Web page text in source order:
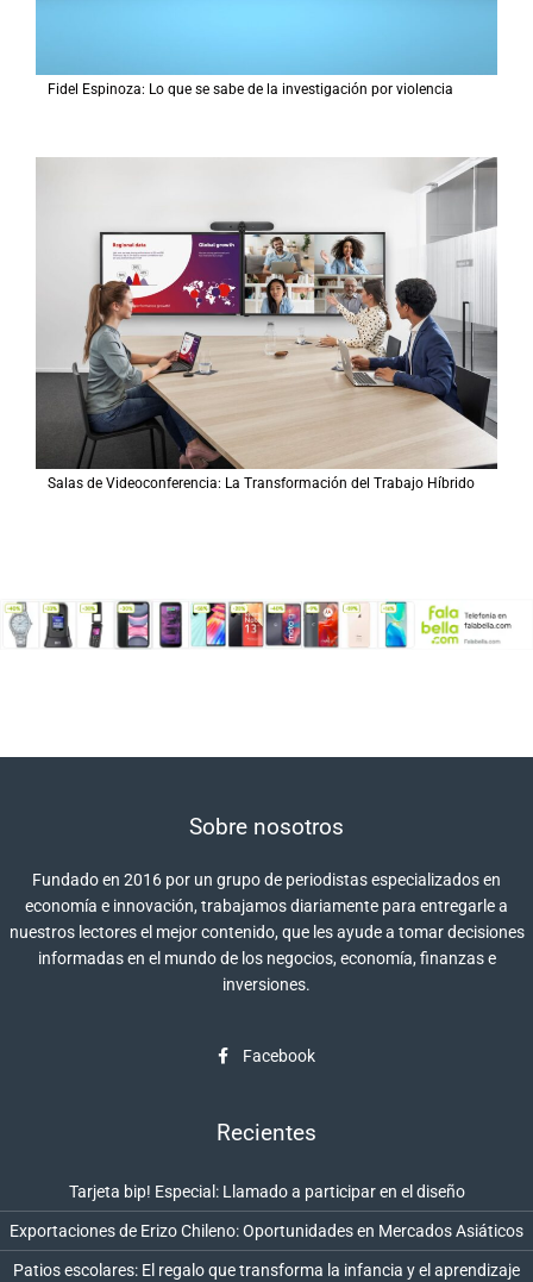
Fidel Espinoza: Lo que se sabe de la investigación por violencia
Salas de Videoconferencia: La Transformación del Trabajo Híbrido
Sobre nosotros
Fundado en 2016 por un grupo de periodistas especializados en
economía e innovación, trabajamos diariamente para entregarle a
nuestros lectores el mejor contenido, que les ayude a tomar decisiones
informadas en el mundo de los negocios, economía, finanzas e
inversiones.
Facebook
Recientes
Tarjeta bip! Especial: Llamado a participar en el diseño
Exportaciones de Erizo Chileno: Oportunidades en Mercados Asiáticos
Patios escolares: El regalo que transforma la infancia y el aprendizaje